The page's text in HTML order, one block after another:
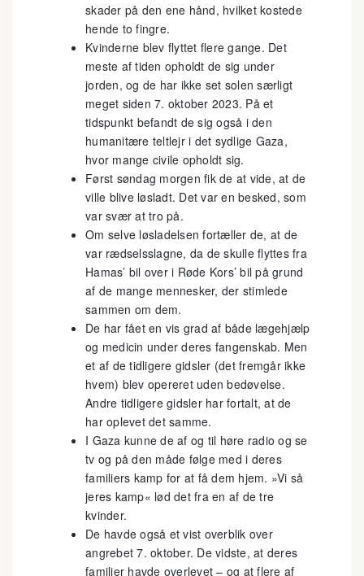
skader på den ene hånd, hvilket kostede
hende to fingre.
Kvinderne blev flyttet flere gange. Det
meste af tiden opholdt de sig under
jorden, og de har ikke set solen særligt
meget siden 7. oktober 2023. På et
tidspunkt befandt de sig også i den
humanitære teltlejr i det sydlige Gaza,
hvor mange civile opholdt sig.
Først søndag morgen fik de at vide, at de
ville blive løsladt. Det var en besked, som
var svær at tro på.
Om selve løsladelsen fortæller de, at de
var rædselsslagne, da de skulle flyttes fra
Hamas’ bil over i Røde Kors’ bil på grund
af de mange mennesker, der stimlede
sammen om dem.
De har fået en vis grad af både lægehjælp
og medicin under deres fangenskab. Men
et af de tidligere gidsler (det fremgår ikke
hvem) blev opereret uden bedøvelse.
Andre tidligere gidsler har fortalt, at de
har oplevet det samme.
I Gaza kunne de af og til høre radio og se
tv og på den måde følge med i deres
familiers kamp for at få dem hjem. »Vi så
jeres kamp« lød det fra en af de tre
kvinder.
De havde også et vist overblik over
angrebet 7. oktober. De vidste, at deres
familier havde overlevet – og at flere af